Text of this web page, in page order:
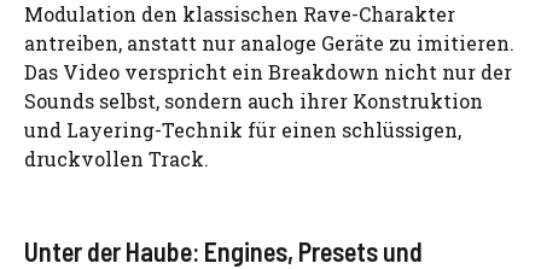
Modulation den klassischen Rave-Charakter
antreiben, anstatt nur analoge Geräte zu imitieren.
Das Video verspricht ein Breakdown nicht nur der
Sounds selbst, sondern auch ihrer Konstruktion
und Layering-Technik für einen schlüssigen,
druckvollen Track.
Unter der Haube: Engines, Presets und